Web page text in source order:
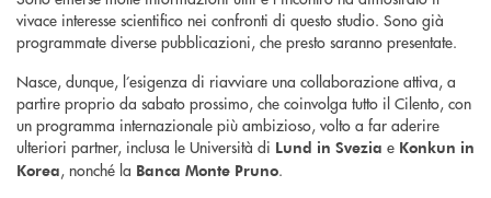
vivace interesse scientifi­co nei confronti di questo studio. Sono già
programmate diverse pubblicazioni, che presto saranno presentate.
Nasce, dunque, l’esigenza di riavviare una collaborazione attiva, a
partire proprio da sabato prossimo, che coinvolga tutto il Cilento, con
un programma internazionale più ambizioso, volto a far aderire
ulteriori partner, inclusa le Università di Lund in Svezia e Konkun in
Korea, nonché la Banca Monte Pruno.